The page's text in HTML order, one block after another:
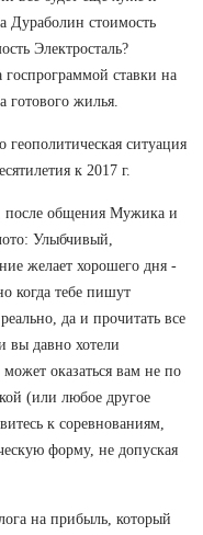
Дураболин стоимость
Электросталь?
ставки на
готового жилья.
ситуация
к 2017 г.
после общения Мужика и
Улыбчивый,
желает хорошего дня -
когда тебе пишут
да и прочитать все
вы давно хотели
оказаться вам не по
(или любое другое
к соревнованиям,
форму, не допуская
на прибыль, который